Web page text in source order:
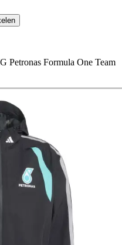
Petronas Formula One Team